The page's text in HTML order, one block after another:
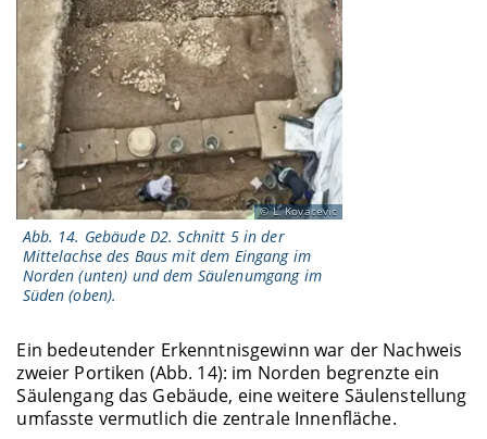
L. Kovacevic
Abb. 14. Gebäude D2. Schnitt 5 in der
Mittelachse des Baus mit dem Eingang im
Norden (unten) und dem Säulenumgang im
Süden (oben).
Ein bedeutender Erkenntnisgewinn war der Nachweis
zweier Portiken (Abb. 14): im Norden begrenzte ein
Säulengang das Gebäude, eine weitere Säulenstellung
umfasste vermutlich die zentrale Innenfläche.